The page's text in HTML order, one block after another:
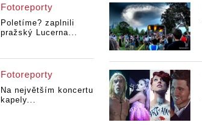
Fotoreporty
Poletíme? zaplnili
pražský Lucerna...
Fotoreporty
Na největším koncertu
kapely...